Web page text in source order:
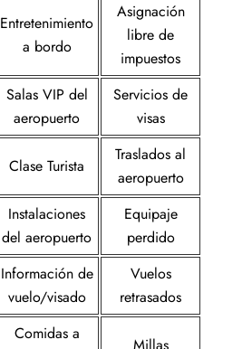
Entretenimiento
a bordo
Asignación
libre de
impuestos
Salas VIP del
aeropuerto
Servicios de
visas
Clase Turista
Traslados al
aeropuerto
Instalaciones
del aeropuerto
Equipaje
perdido
Información de
vuelo/visado
Vuelos
retrasados
Comidas a